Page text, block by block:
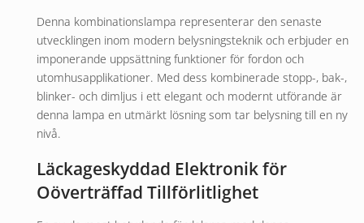
Denna kombinationslampa representerar den senaste
utvecklingen inom modern belysningsteknik och erbjuder en
imponerande uppsättning funktioner för fordon och
utomhusapplikationer. Med dess kombinerade stopp-, bak-,
blinker- och dimljus i ett elegant och modernt utförande är
denna lampa en utmärkt lösning som tar belysning till en ny
nivå.
Läckageskyddad Elektronik för
Oöverträffad Tillförlitlighet